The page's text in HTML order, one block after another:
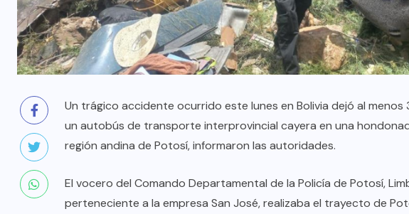
Un trágico accidente ocurrido este lunes en Bolivia dejó al menos
un autobús de transporte interprovincial cayera en una
región andina de Potosí, informaron las autoridades.
El vocero del Comando Departamental de la Policía de Potosí,
perteneciente a la empresa San José, realizaba el trayecto de